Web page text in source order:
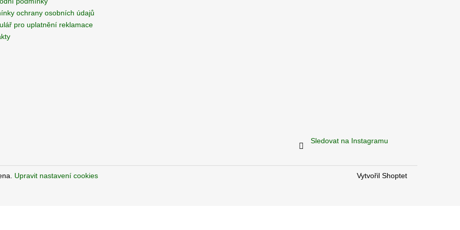
ochrany osobních údajů
pro uplatnění reklamace
Sledovat na Instagramu
Vytvořil Shoptet
Upravit nastavení cookies